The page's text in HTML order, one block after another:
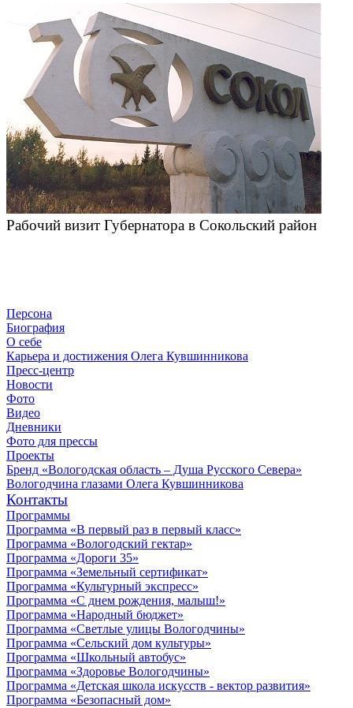
Рабочий визит Губернатора в Сокольский район
Персона
Биография
О себе
Карьера и достижения Олега Кувшинникова
Пресс-центр
Новости
Фото
Видео
Дневники
Фото для прессы
Проекты
Бренд «Вологодская область – Душа Русского Севера»
Вологодчина глазами Олега Кувшинникова
Контакты
Программы
Программа «В первый раз в первый класс»
Программа «Вологодский гектар»
Программа «Дороги 35»
Программа «Земельный сертификат»
Программа «Культурный экспресс»
Программа «С днем рождения, малыш!»
Программа «Народный бюджет»
Программа «Светлые улицы Вологодчины»
Программа «Сельский дом культуры»
Программа «Школьный автобус»
Программа «Здоровье Вологодчины»
Программа «Детская школа искусств - вектор развития»
Программа «Безопасный дом»